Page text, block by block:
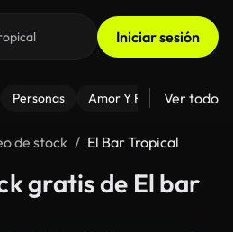
Iniciar sesión
Personas Amor Y Relaciones
Ver todo
de stock El Bar Tropical
gratis de El bar